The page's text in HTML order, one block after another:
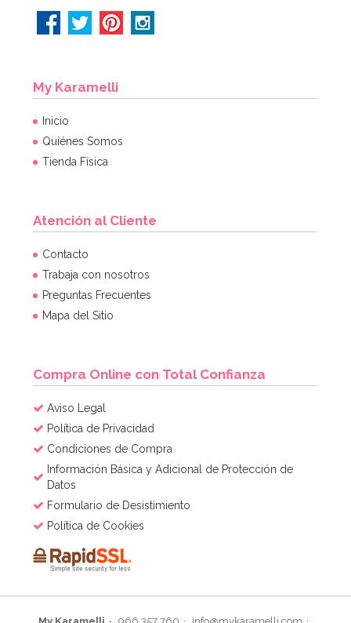
My Karamelli
Inicio
Quiénes Somos
Tienda Física
Atención al Cliente
Contacto
Trabaja con nosotros
Preguntas Frecuentes
Mapa del Sitio
Compra Online con Total Confianza
Aviso Legal
Política de Privacidad
Condiciones de Compra
Información Básica y Adicional de Protección de
Datos
Formulario de Desistimiento
Política de Cookies